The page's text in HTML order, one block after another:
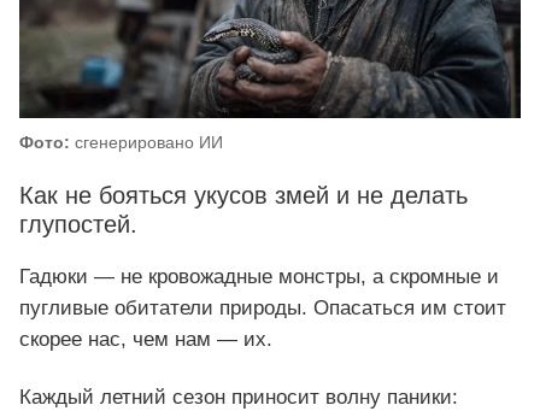
Фото: сгенерировано ИИ
Как не бояться укусов змей и не делать
глупостей.
Гадюки — не кровожадные монстры, а скромные и
пугливые обитатели природы. Опасаться им стоит
скорее нас, чем нам — их.
Каждый летний сезон приносит волну паники: